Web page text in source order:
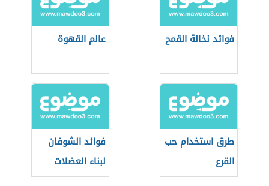
فوائد نخالة القمح عالم القهوة
طرق استخدام حب
القرع
فوائد الشوفان
لبناء العضلات